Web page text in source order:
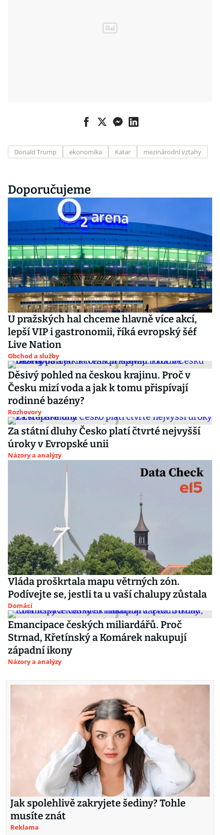
Donald Trump ekonomika Katar mezinárodní vztahy
Doporučujeme
U pražských hal chceme hlavně více akcí,
lepší VIP i gastronomii, říká evropský šéf
Live Nation
Obchod a služby
Děsivý pohled na českou krajinu. Proč v
Česku mizí voda a jak k tomu přispívají
rodinné bazény?
Rozhovory
Za státní dluhy Česko platí čtvrté nejvyšší
úroky v Evropské unii
Názory a analýzy
Vláda proškrtala mapu větrných zón.
Podívejte se, jestli ta u vaší chalupy zůstala
Domácí
Emancipace českých miliardářů. Proč
Strnad, Křetínský a Komárek nakupují
západní ikony
Názory a analýzy
Jak spolehlivě zakryjete šediny? Tohle
musíte znát
Reklama